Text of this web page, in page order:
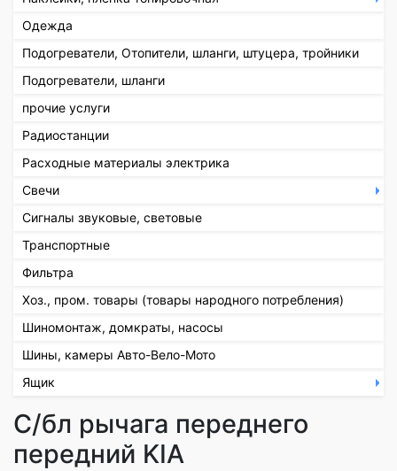
Одежда
Подогреватели, Отопители, шланги, штуцера, тройники
Подогреватели, шланги
прочие услуги
Радиостанции
Расходные материалы электрика
Свечи
Сигналы звуковые, световые
Транспортные
Фильтра
Хоз., пром. товары (товары народного потребления)
Шиномонтаж, домкраты, насосы
Шины, камеры Авто-Вело-Мото
Ящик
С/бл рычага переднего
передний KIA